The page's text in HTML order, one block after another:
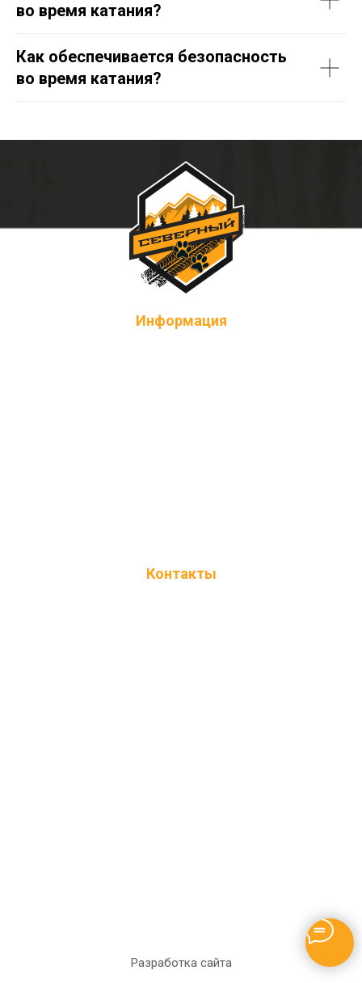
во время катания?
Как обеспечивается безопасность
во время катания?
Информация
Контакты
Разработка сайта
Северный - прокат квадроциклов в Москве